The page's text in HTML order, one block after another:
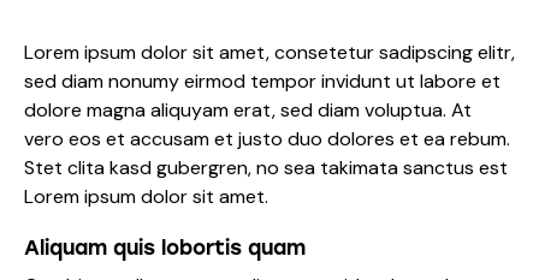
Lorem ipsum dolor sit amet, consetetur sadipscing elitr,
sed diam nonumy eirmod tempor invidunt ut labore et
dolore magna aliquyam erat, sed diam voluptua. At
vero eos et accusam et justo duo dolores et ea rebum.
Stet clita kasd gubergren, no sea takimata sanctus est
Lorem ipsum dolor sit amet.
Aliquam quis lobortis quam